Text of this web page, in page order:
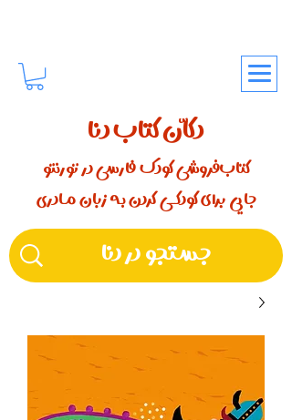
دکّان کتاب دنا
کتاب‌فروشی کودک فارسی در تورنتو
جایی برای کودکـــی کردن بـه زبان مـادری